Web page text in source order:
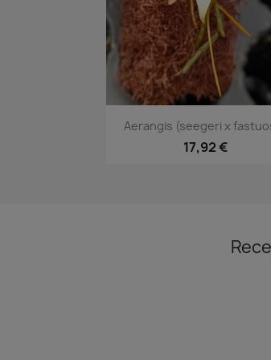
Aperçu rapide
Aerangis (seegeri x
17,92 €